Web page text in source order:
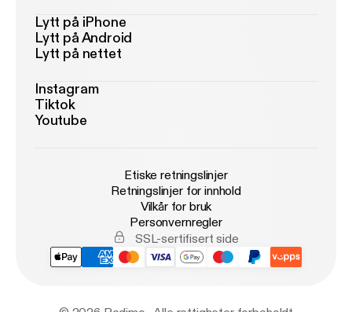
Lytt på iPhone
Lytt på Android
Lytt på nettet
Instagram
Tiktok
Youtube
Etiske retningslinjer
Retningslinjer for innhold
Vilkår for bruk
Personvernregler
SSL-sertifisert side